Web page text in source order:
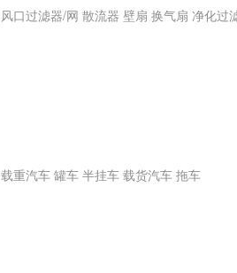
风口过滤器/网 散流器 壁扇 换气扇 净化过
载重汽车 罐车 半挂车 载货汽车 拖车